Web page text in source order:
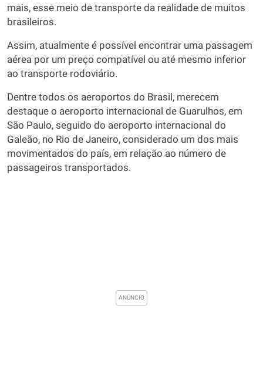
mais, esse meio de transporte da realidade de muitos
brasileiros.
Assim, atualmente é possível encontrar uma passagem
aérea por um preço compatível ou até mesmo inferior
ao transporte rodoviário.
Dentre todos os aeroportos do Brasil, merecem
destaque o aeroporto internacional de Guarulhos, em
São Paulo, seguido do aeroporto internacional do
Galeão, no Rio de Janeiro, considerado um dos mais
movimentados do país, em relação ao número de
passageiros transportados.